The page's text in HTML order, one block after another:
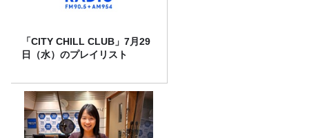
「CITY CHILL CLUB」7月29
日（水）のプレイリスト